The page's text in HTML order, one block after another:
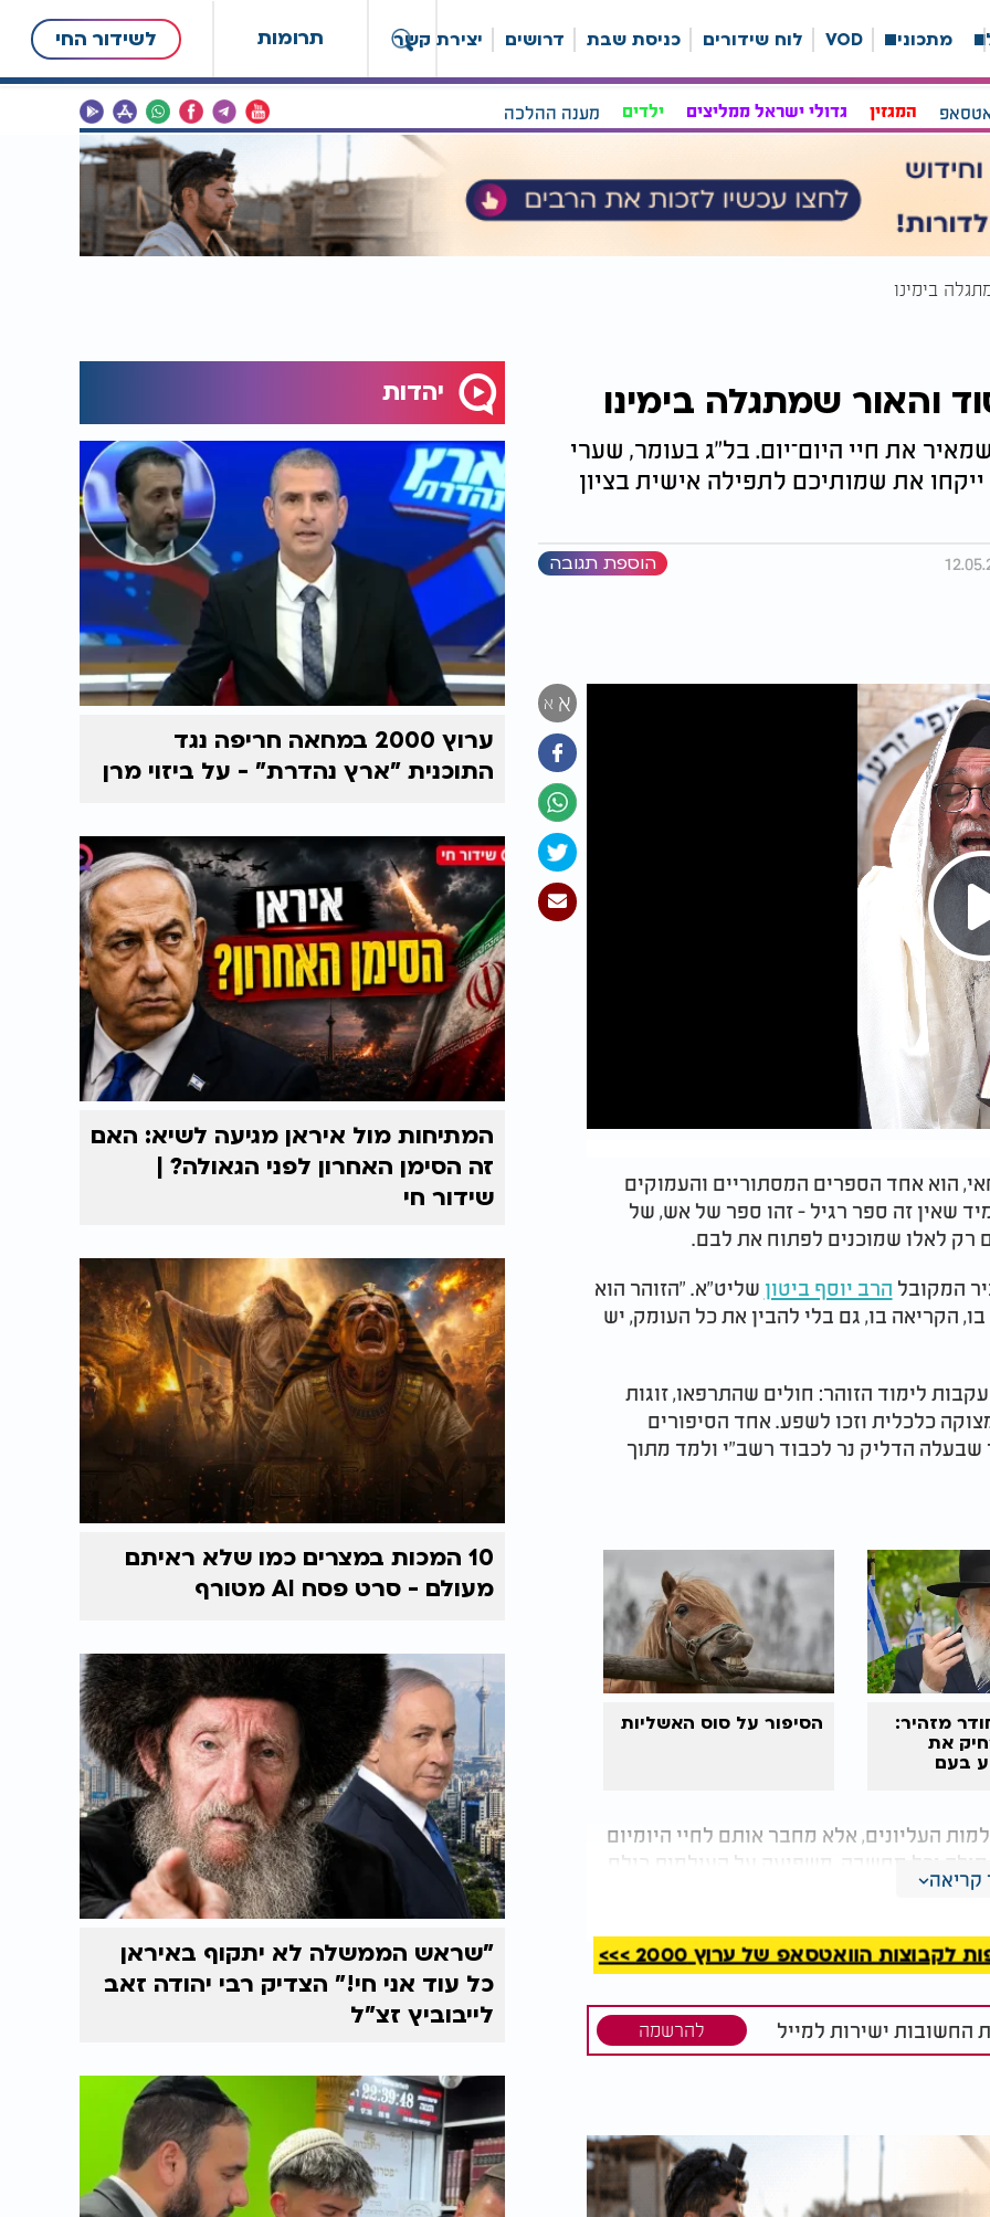
תרומות לשידור החי מתכונים VOD לוח שידורים כניסת שבת דרושים יצירת קשר
המגזין גדולי ישראל ממליצים ילדים מענה ההלכה
בימינו
והאור שמתגלה בימינו
את חיי היום־יום. בל"ג בעומר, שערי
שמיים פתוחים במיוחד, ורבני ערוץ 2000 ייקחו את שמותיכם לתפילה אישית בציון
הוספת תגובה
א א
הוא אחד הספרים המסתוריים והעמוקים
שאין זה ספר רגיל - זהו ספר של אש, של
רק לאלו שמוכנים לפתוח את לבם.
המקובל הרב יוסף ביטון שליט"א. "הזוהר הוא
הקריאה בו, גם בלי להבין את כל העומק, יש
לימוד הזוהר: חולים שהתרפאו, זוגות
כלכלית וזכו לשפע. אחד הסיפורים
הדליק נר לכבוד רשב"י ולמד מתוך
מזהיר:
את
בעם
הסיפור על סוס האשליות
העליונים, אלא מחבר אותם לחיי היומיום
מילה וכל מחשבה, משפיעה על העולמות כולם,
פשוטים.
פתוחים במיוחד. זוהי שעת רצון ייחודית,
עכשיו כל שם שאתם רוצים ותזכו
ערוץ 2000 על הציון הקדוש של רשב"י. גם אם השנה לא תצליחו להגיע
אליו!
הוואטסאפ של ערוץ 2000 >>>
החשובות ישירות למייל להרשמה
יהדות
ערוץ 2000 במחאה חריפה נגד
התוכנית "ארץ נהדרת" - על ביזוי מרן
המתיחות מול איראן מגיעה לשיא: האם
זה הסימן האחרון לפני הגאולה? |
שידור חי
10 המכות במצרים כמו שלא ראיתם
מעולם - סרט פסח AI מטורף
"שראש הממשלה לא יתקוף באיראן
כל עוד אני חי!" הצדיק רבי יהודה זאב
לייבוביץ זצ"ל